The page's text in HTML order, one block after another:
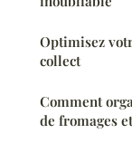
Optimisez
collect
Comment
de fromages